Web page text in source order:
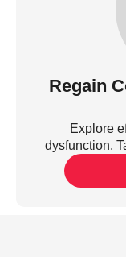
Regain
Explore
dysfunction.